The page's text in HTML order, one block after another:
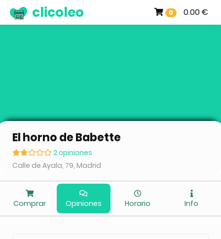
0 0.00 €
clicoleo
El horno de Babette
2 opiniones
Calle de Ayala, 79, Madrid
Comprar Opiniones Horario Info